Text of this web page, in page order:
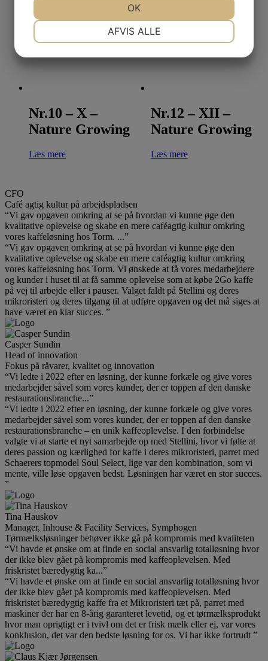
Økologisk –
Nature Growing
Nature Growing
Nr.10 – X –
Nature Growing
Læs mere
Nr.12 – XII –
Nature Growing
Læs mere
CFO
Café agtig kultur på arbejdspladsen
“Vi gav opgaven omkring at se på hvordan vi kunne øge den
kvalitative oplevelse og skabe en mere caféagtig kultur omkring
vores kaffeløsning hos Torm. ...”
“Vi gav opgaven omkring at se på hvordan vi kunne øge den
kvalitative oplevelse og skabe en mere caféagtig kultur omkring
vores kaffeløsning hos Torm. Vi ønskede at få vores medarbejdere
og kunder i huset til at få samme oplevelse som at købe 2Go kaffe
på vej til arbejde eller i pauser. Valget faldt på Stellini og deres
mikroristeri og deres tilgang til at udføre opgaven og det må siges at
have været en klar succes. ”
Casper Sundin
Head of innovation
Fokus på råvarer, kvalitet og innovation
“Vi ledte i 2022 efter en løsning, der kunne forkæle og give vores
medarbejder såvel som vores kunder, der er toppen af den danske
restaurationsbranche...”
“Vi ledte i 2022 efter en løsning, der kunne forkæle og give vores
medarbejder såvel som vores kunder, der er toppen af den danske
restaurationsbranche – en unik kaffeoplevelse. I den forbindelse
valgte vi at starte et nyt samarbejde op med Stellini, hvor vi følte at
deres passion og kærlighed for kaffe i deres mikroristeri, parret med
Schaerers topmodel Soul Select, lige var den kombination, som vi
mente, ville løse opgaven bedst. Løsningen har været en stor succes.
”
Tina Hauskov
Manager, Inhouse & Facility Services, Symphogen
Tørmælksløsninger behøver ikke gå på kompromis med kvaliteten
“Vi havde et ønske om at finde en social ansvarlig totalløsning hvor
der ikke blev gået på kompromis med kaffeoplevelsen. Med
friskristet bæredygtig ka...”
“Vi havde et ønske om at finde en social ansvarlig totalløsning hvor
der ikke blev gået på kompromis med kaffeoplevelsen. Med
friskristet bæredygtig kaffe fra et Mikroristeri tæt på, parret med
maskiner der har en 8-årig garanteret levetid, og et tørmælksprodukt
hvor man oprigtigt er i tvivl om det er frisk mælk eller ej, var vores
konklusion, det var den bedste løsning for os. Vi har ikke fortrudt ”
AFVIS ALLE
OK